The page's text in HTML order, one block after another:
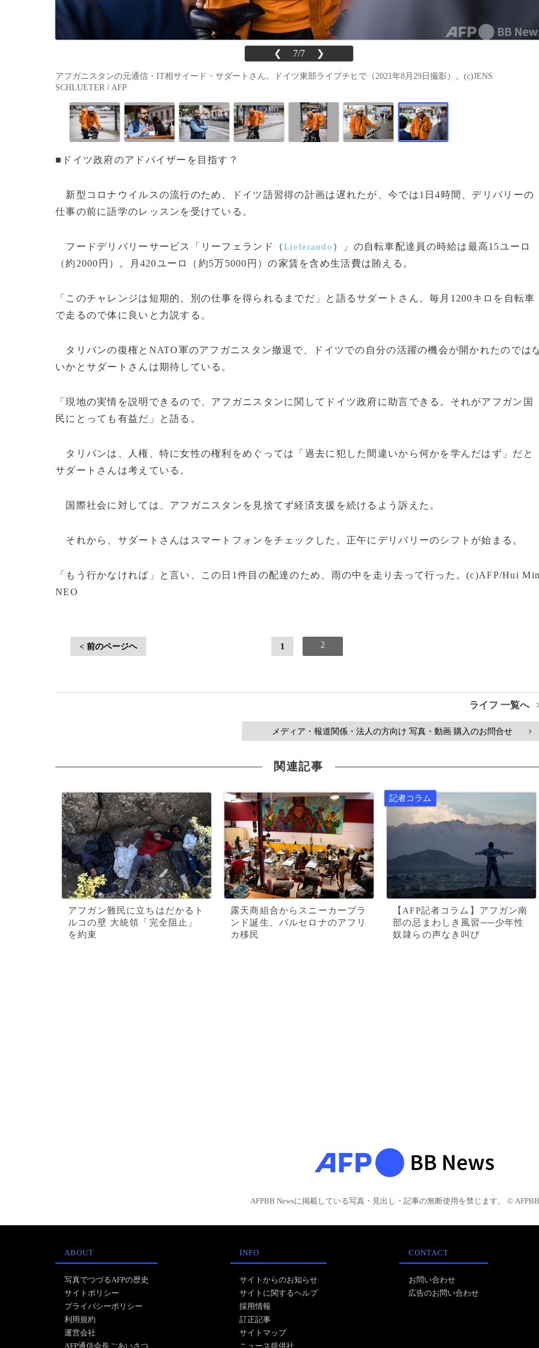
❮ 7/7 ❯
アフガニスタンの元通信・IT相サイード・サダートさん。ドイツ東部ライプチヒで（2021年8月29日撮影）。(c)JENS
SCHLUETER / AFP
■ドイツ政府のアドバイザーを目指す？
新型コロナウイルスの流行のため、ドイツ語習得の計画は遅れたが、今では1日4時間、デリバリーの
仕事の前に語学のレッスンを受けている。
フードデリバリーサービス「リーフェランド（Lieferando ）」の自転車配達員の時給は最高15ユーロ
（約2000円）。月420ユーロ（約5万5000円）の家賃を含め生活費は賄える。
「このチャレンジは短期的。別の仕事を得られるまでだ」と語るサダートさん。毎月1200キロを自転車
で走るので体に良いと力説する。
タリバンの復権とNATO軍のアフガニスタン撤退で、ドイツでの自分の活躍の機会が開かれたのでは
いかとサダートさんは期待している。
「現地の実情を説明できるので、アフガニスタンに関してドイツ政府に助言できる。それがアフガン国
民にとっても有益だ」と語る。
タリバンは、人権、特に女性の権利をめぐっては「過去に犯した間違いから何かを学んだはず」だと
サダートさんは考えている。
国際社会に対しては、アフガニスタンを見捨てず経済支援を続けるよう訴えた。
それから、サダートさんはスマートフォンをチェックした。正午にデリバリーのシフトが始まる。
「もう行かなければ」と言い、この日1件目の配達のため、雨の中を走り去って行った。(c)AFP/Hui
NEO
< 前のページヘ 1 2
ライフ 一覧へ
メディア・報道関係・法人の方向け 写真・動画 購入のお問合せ >
関連記事
アフガン難民に立ちはだかるト
ルコの壁 大統領「完全阻止」
を約束
露天商組合からスニーカーブラ
ンド誕生、バルセロナのアフリ
カ移民
【AFP記者コラム】アフガン南
部の忌まわしき風習──少年性
奴隷らの声なき叫び
AFPBB Newsに掲載している写真・見出し・記事の無断使用を禁じます。 © AFPBB
ABOUT
写真でつづるAFPの歴史
サイトポリシー
プライバシーポリシー
利用規約
運営会社
AFP通信会長ごあいさつ
INFO
サイトからのお知らせ
サイトに関するヘルプ
採用情報
訂正記事
サイトマップ
ニュース提供社
CONTACT
お問い合わせ
広告のお問い合わせ